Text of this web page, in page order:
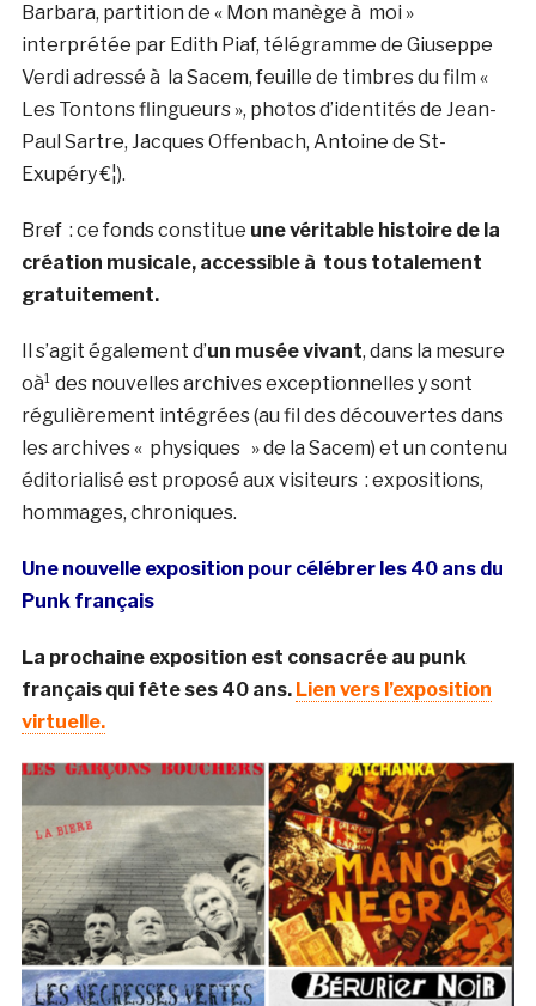
Barbara, partition de « Mon manège à moi »
interprétée par Edith Piaf, télégramme de Giuseppe
Verdi adressé à la Sacem, feuille de timbres du film «
Les Tontons flingueurs », photos d’identités de Jean-
Paul Sartre, Jacques Offenbach, Antoine de St-
Exupéry €¦).
Bref : ce fonds constitue une véritable histoire de la
création musicale, accessible à tous totalement
gratuitement.
Il s’agit également d’un musée vivant, dans la mesure
oà¹ des nouvelles archives exceptionnelles y sont
régulièrement intégrées (au fil des découvertes dans
les archives « physiques » de la Sacem) et un contenu
éditorialisé est proposé aux visiteurs : expositions,
hommages, chroniques.
Une nouvelle exposition pour célébrer les 40 ans du
Punk français
La prochaine exposition est consacrée au punk
français qui fête ses 40 ans. Lien vers l’exposition
virtuelle.